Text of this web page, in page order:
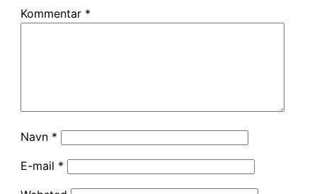
Kommentar *
Navn *
E-mail *